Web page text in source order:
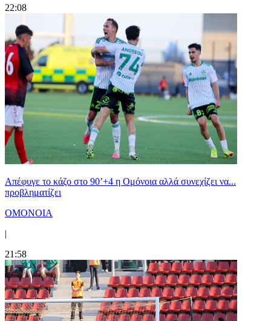
22:08
Απέφυγε το κάζο στο 90’+4 η Ομόνοια αλλά συνεχίζει να...
προβληματίζει
ΟΜΟΝΟΙΑ
|
21:58